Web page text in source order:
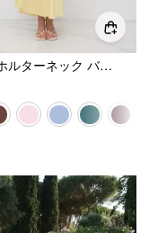
サテン ホルターネック バックレス マキシ ドレス